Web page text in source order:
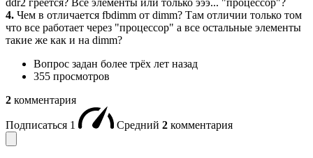
ddr2 греется? Все элементы или только эээ... "процессор"?
4. Чем в отличается fbdimm от dimm? Там отличии только том
что все работает через "процессор" а все остальные элементы
такие же как и на dimm?
Вопрос задан более трёх лет назад
355 просмотров
2 комментария
Подписаться 1 Средний 2 комментария